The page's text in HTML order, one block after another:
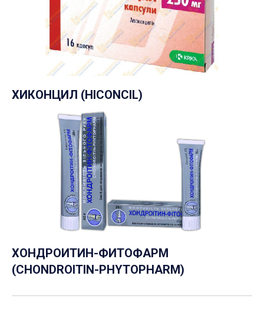
ХИКОНЦИЛ (HICONCIL)
ХОНДРОИТИН-ФИТОФАРМ
(CHONDROITIN-PHYTOPHARM)